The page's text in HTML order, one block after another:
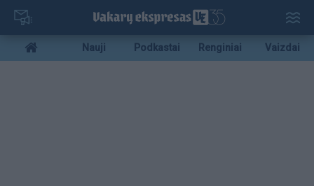
Pereiti
pagrindinį
turinį
Mobile
menu
Nauji Podkastai Renginiai Vaizdai